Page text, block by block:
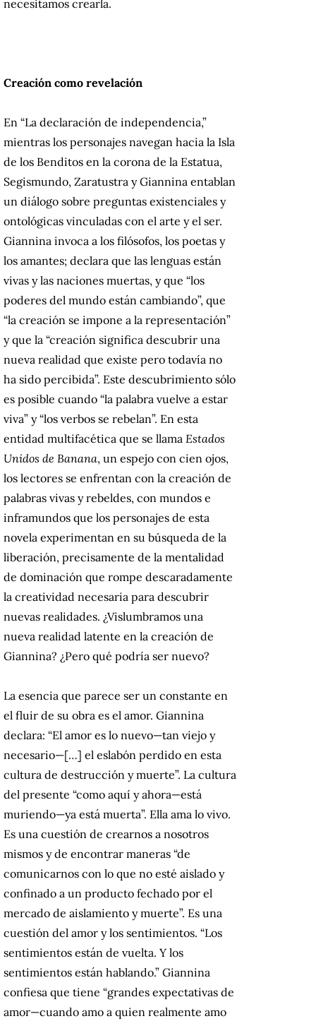
necesitamos crearla.
Creación como revelación
En “La declaración de independencia,”
mientras los personajes navegan hacia la Isla
de los Benditos en la corona de la Estatua,
Segismundo, Zaratustra y Giannina entablan
un diálogo sobre preguntas existenciales y
ontológicas vinculadas con el arte y el ser.
Giannina invoca a los filósofos, los poetas y
los amantes; declara que las lenguas están
vivas y las naciones muertas, y que “los
poderes del mundo están cambiando”, que
“la creación se impone a la representación”
y que la “creación significa descubrir una
nueva realidad que existe pero todavía no
ha sido percibida”. Este descubrimiento sólo
es posible cuando “la palabra vuelve a estar
viva” y “los verbos se rebelan”. En esta
entidad multifacética que se llama Estados
Unidos de Banana, un espejo con cien ojos,
los lectores se enfrentan con la creación de
palabras vivas y rebeldes, con mundos e
inframundos que los personajes de esta
novela experimentan en su búsqueda de la
liberación, precisamente de la mentalidad
de dominación que rompe descaradamente
la creatividad necesaria para descubrir
nuevas realidades. ¿Vislumbramos una
nueva realidad latente en la creación de
Giannina? ¿Pero qué podría ser nuevo?
La esencia que parece ser un constante en
el fluir de su obra es el amor. Giannina
declara: “El amor es lo nuevo—tan viejo y
necesario—[…] el eslabón perdido en esta
cultura de destrucción y muerte”. La cultura
del presente “como aquí y ahora—está
muriendo—ya está muerta”. Ella ama lo vivo.
Es una cuestión de crearnos a nosotros
mismos y de encontrar maneras “de
comunicarnos con lo que no esté aislado y
confinado a un producto fechado por el
mercado de aislamiento y muerte”. Es una
cuestión del amor y los sentimientos. “Los
sentimientos están de vuelta. Y los
sentimientos están hablando.” Giannina
confiesa que tiene “grandes expectativas de
amor—cuando amo a quien realmente amo